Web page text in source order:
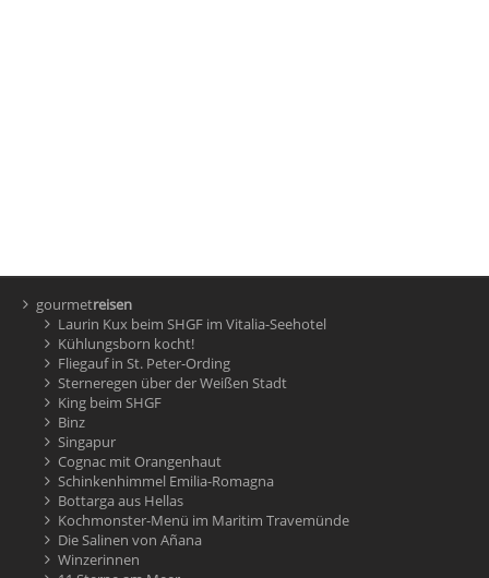
gourmetreisen
Laurin Kux beim SHGF im Vitalia-Seehotel
Kühlungsborn kocht!
Fliegauf in St. Peter-Ording
Sterneregen über der Weißen Stadt
King beim SHGF
Binz
Singapur
Cognac mit Orangenhaut
Schinkenhimmel Emilia-Romagna
Bottarga aus Hellas
Kochmonster-Menü im Maritim Travemünde
Die Salinen von Añana
Winzerinnen